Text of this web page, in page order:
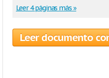
Leer 4 páginas más »
Leer documento